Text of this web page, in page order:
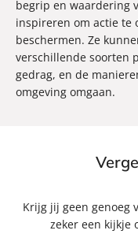
begrip en waardering
inspireren om actie te
beschermen. Ze
verschillende soorten
gedrag, en de
omgeving omgaan.
Krijg jij geen genoeg
zeker een kijkje